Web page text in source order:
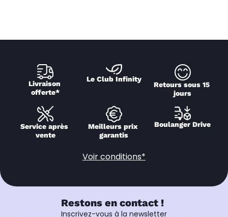
Livraison
offerte*
Le Club Infinity
Retours sous 15
jours
Service après
vente
Meilleurs prix
garantis
Boulanger Drive
Voir conditions*
Restons en contact !
Inscrivez-vous à la newsletter